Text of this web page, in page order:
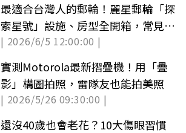
最適合台灣人的郵輪！麗星郵輪「探
索星號」設施、房型全開箱，常見
Q&A整理
| 2026/6/5 12:00:00 |
實測Motorola最新摺疊機！用「疊
影」構圖拍照，雷隊友也能拍美照
| 2026/5/26 09:30:00 |
還沒40歲也會老花？10大傷眼習慣